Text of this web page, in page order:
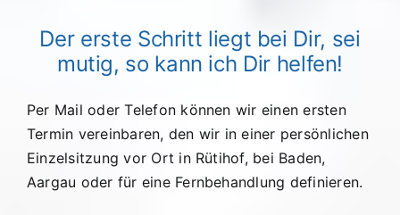
Der erste Schritt liegt bei Dir, sei
mutig, so kann ich Dir helfen!
Per Mail oder Telefon können wir einen ersten
Termin vereinbaren, den wir in einer persönlichen
Einzelsitzung vor Ort in Rütihof, bei Baden,
Aargau oder für eine Fernbehandlung definieren.